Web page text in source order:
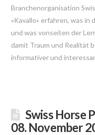
Branchenorganisation
«Kavallo» erfahren, was
und was vonseiten der
damit Traum und Realität
informativer und
Swiss Horse
08. November